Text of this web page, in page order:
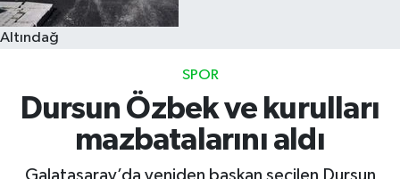
Altındağ
SPOR
Dursun Özbek ve kurulları
mazbatalarını aldı
Galatasaray’da yeniden başkan seçilen Dursun